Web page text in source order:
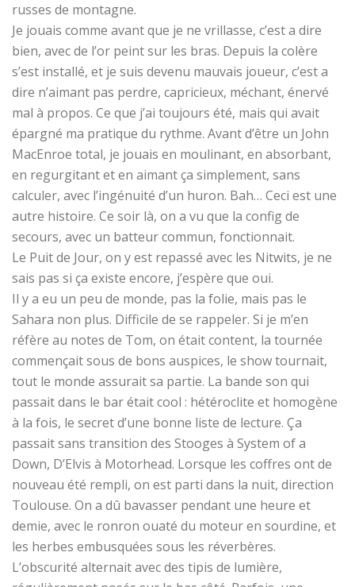
russes de montagne.
Je jouais comme avant que je ne vrillasse, c’est a dire
bien, avec de l’or peint sur les bras. Depuis la colère
s’est installé, et je suis devenu mauvais joueur, c’est a
dire n’aimant pas perdre, capricieux, méchant, énervé
mal à propos. Ce que j’ai toujours été, mais qui avait
épargné ma pratique du rythme. Avant d’être un John
MacEnroe total, je jouais en moulinant, en absorbant,
en regurgitant et en aimant ça simplement, sans
calculer, avec l’ingénuité d’un huron. Bah… Ceci est une
autre histoire. Ce soir là, on a vu que la config de
secours, avec un batteur commun, fonctionnait.
Le Puit de Jour, on y est repassé avec les Nitwits, je ne
sais pas si ça existe encore, j’espère que oui.
Il y a eu un peu de monde, pas la folie, mais pas le
Sahara non plus. Difficile de se rappeler. Si je m’en
réfère au notes de Tom, on était content, la tournée
commençait sous de bons auspices, le show tournait,
tout le monde assurait sa partie. La bande son qui
passait dans le bar était cool : hétéroclite et homogène
à la fois, le secret d’une bonne liste de lecture. Ça
passait sans transition des Stooges à System of a
Down, D’Elvis à Motorhead. Lorsque les coffres ont de
nouveau été rempli, on est parti dans la nuit, direction
Toulouse. On a dû bavasser pendant une heure et
demie, avec le ronron ouaté du moteur en sourdine, et
les herbes embusquées sous les réverbères.
L’obscurité alternait avec des tipis de lumière,